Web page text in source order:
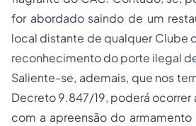
for abordado saindo de um
local distante de qualquer Clube
reconhecimento do porte ilegal
Saliente-se, ademais, que nos
Decreto 9.847/19, poderá ocorrer
com a apreensão do